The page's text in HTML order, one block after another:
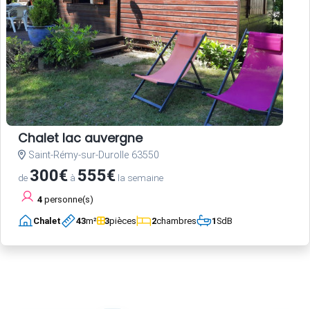
Chalet lac auvergne
Saint-Rémy-sur-Durolle 63550
de 300€ à 555€ la semaine
4 personne(s)
Chalet 43m² 3pièces 2chambres 1SdB